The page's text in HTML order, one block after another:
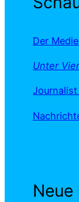
Der
Unter